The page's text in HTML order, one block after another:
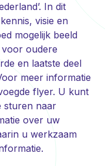
In dit
visie en
mogelijk beeld
voor oudere
en laatste deel
meer informatie
flyer. U kunt
sturen naar
over uw
u werkzaam